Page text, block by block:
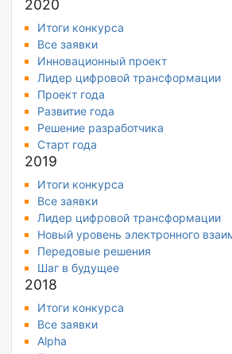
2020
Итоги конкурса
Все заявки
Инновационный проект
Лидер цифровой трансформации
Проект года
Развитие года
Решение разработчика
Старт года
2019
Итоги конкурса
Все заявки
Лидер цифровой трансформации
Новый уровень электронного
Передовые решения
Шаг в будущее
2018
Итоги конкурса
Все заявки
Alpha